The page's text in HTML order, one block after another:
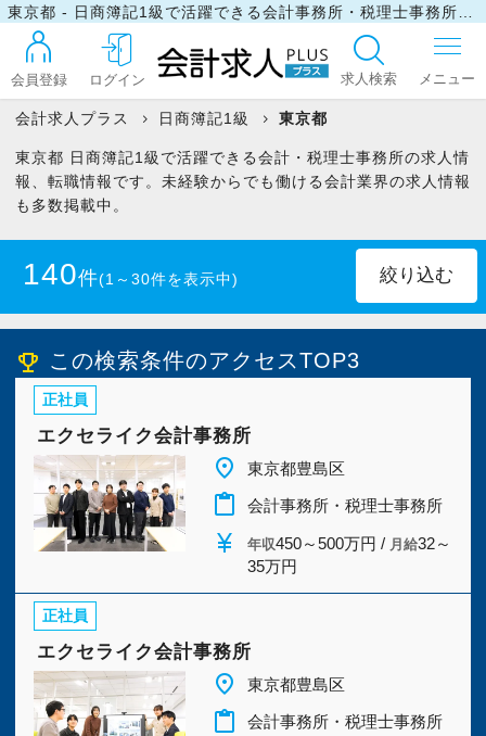
会員登録 ログイン 求人検索
ログイン
マイリスト
今すぐ会員登録
PC版サイトを見る
採用ご担当者様
会計求人プラス 日商簿記1級 東京都
東京都 日商簿記1級で活躍できる会計・税理士事務所の求人情
報、転職情報です。未経験からでも働ける会計業界の求人情報
も多数掲載中。
140件(1～30件を表示中)
千代田区
中央区(5) 渋谷区(25)
世田谷区(6)
豊島区
板橋区 (1)
台東区(5)
emoji_events この検索条件のアクセスTOP3
正社員
エクセライク会計事務所
place 東京都豊島区
content_paste 会計事務所・税理士事務所
currency_yen 年収450～500万円 / 月給32～
35万円
正社員
エクセライク会計事務所
place 東京都豊島区
content_paste 会計事務所・税理士事務所